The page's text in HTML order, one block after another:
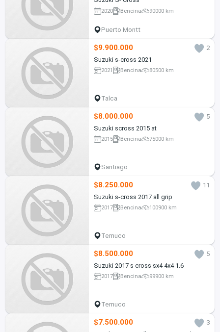
2020 Bencina 90000 km
Puerto Montt
$9.900.000
2
Suzuki s-cross 2021
2021 Bencina 80500 km
Talca
$8.000.000
5
Suzuki scross 2015 at
2015 Bencina 75000 km
Santiago
$8.250.000
11
Suzuki s-cross 2017 all grip
2017 Bencina 100900 km
Temuco
$8.500.000
5
Suzuki 2017 s cross sx4 4x4 1.6
2017 Bencina 99900 km
Temuco
$7.500.000
3